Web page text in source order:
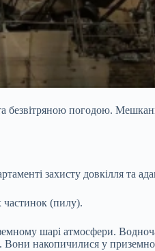
безвітряною погодою.
захисту довкілля та
частинок (пилу).
шарі атмосфери.
Вони накопичилися у